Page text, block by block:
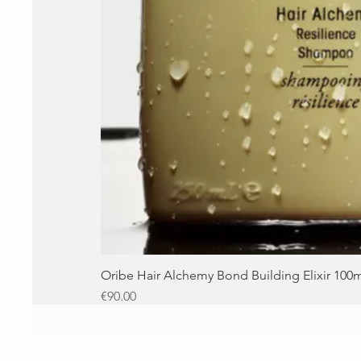
Oribe Hair Alchemy Bond Building Elixir
Price
€90.00